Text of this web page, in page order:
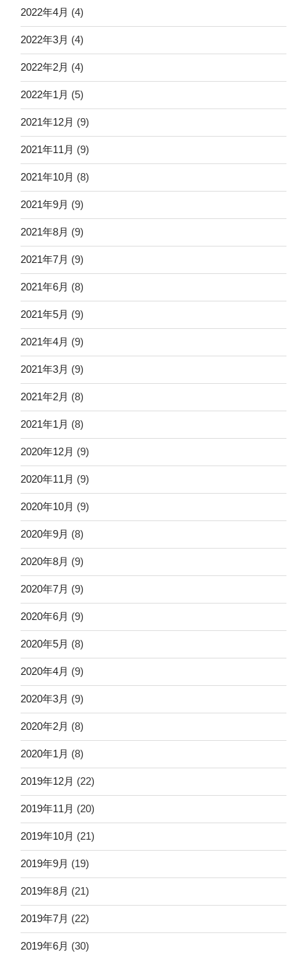
2022年4月 (4)
2022年3月 (4)
2022年2月 (4)
2022年1月 (5)
2021年12月 (9)
2021年11月 (9)
2021年10月 (8)
2021年9月 (9)
2021年8月 (9)
2021年7月 (9)
2021年6月 (8)
2021年5月 (9)
2021年4月 (9)
2021年3月 (9)
2021年2月 (8)
2021年1月 (8)
2020年12月 (9)
2020年11月 (9)
2020年10月 (9)
2020年9月 (8)
2020年8月 (9)
2020年7月 (9)
2020年6月 (9)
2020年5月 (8)
2020年4月 (9)
2020年3月 (9)
2020年2月 (8)
2020年1月 (8)
2019年12月 (22)
2019年11月 (20)
2019年10月 (21)
2019年9月 (19)
2019年8月 (21)
2019年7月 (22)
2019年6月 (30)